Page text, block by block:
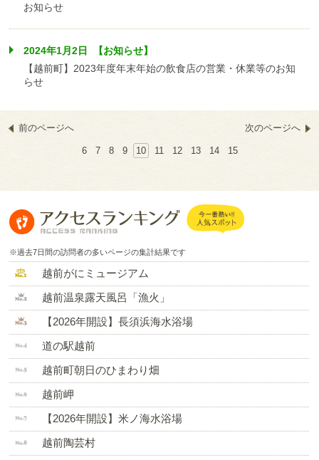
※過去7日間の訪問者の多いページの集計結果です
越前がにミュージアム
越前温泉露天風呂「漁火」
【2026年開設】長須浜海水浴場
道の駅越前
越前町朝日のひまわり畑
越前岬
【2026年開設】米ノ海水浴場
越前陶芸村
お知らせ
2024年1月2日 【お知らせ】
【越前町】2023年度年末年始の飲食店の営業・休業等のお知
らせ
前のページへ
6 7 8 9 10 11 12 13 14 15
次のページへ